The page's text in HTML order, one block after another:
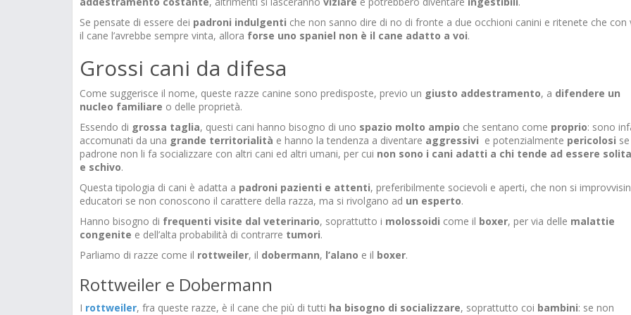
Se pensate di essere dei padroni indulgenti che non sanno dire di no di fronte a due occhioni canini e ritenete che con
il cane l’avrebbe sempre vinta, allora forse uno spaniel non è il cane adatto a voi.
Grossi cani da difesa
Come suggerisce il nome, queste razze canine sono predisposte, previo un giusto addestramento, a difendere un
nucleo familiare o delle proprietà.
Essendo di grossa taglia, questi cani hanno bisogno di uno spazio molto ampio che sentano come proprio: sono
accomunati da una grande territorialità e hanno la tendenza a diventare aggressivi e potenzialmente pericolosi
padrone non li fa socializzare con altri cani ed altri umani, per cui non sono i cani adatti a chi tende ad essere
e schivo.
Questa tipologia di cani è adatta a padroni pazienti e attenti, preferibilmente socievoli e aperti, che non si
educatori se non conoscono il carattere della razza, ma si rivolgano ad un esperto.
Hanno bisogno di frequenti visite dal veterinario, soprattutto i molossoidi come il boxer, per via delle malattie
congenite e dell’alta probabilità di contrarre tumori.
Parliamo di razze come il rottweiler, il dobermann, l’alano e il boxer.
Rottweiler e Dobermann
I rottweiler, fra queste razze, è il cane che più di tutti ha bisogno di socializzare, soprattutto coi bambini: se non